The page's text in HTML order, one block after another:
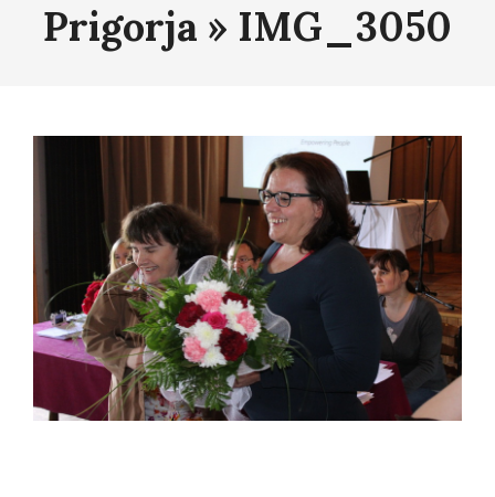
Prigorja » IMG_3050